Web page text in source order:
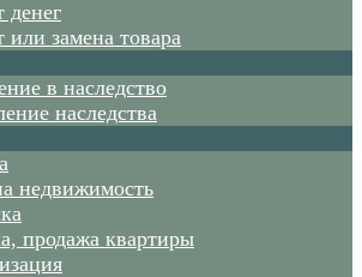
денег
или замена товара
в наследство
наследства
недвижимость
продажа квартиры